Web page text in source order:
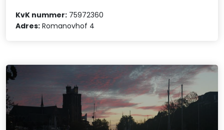
KvK nummer: 75972360
Adres: Romanovhof 4